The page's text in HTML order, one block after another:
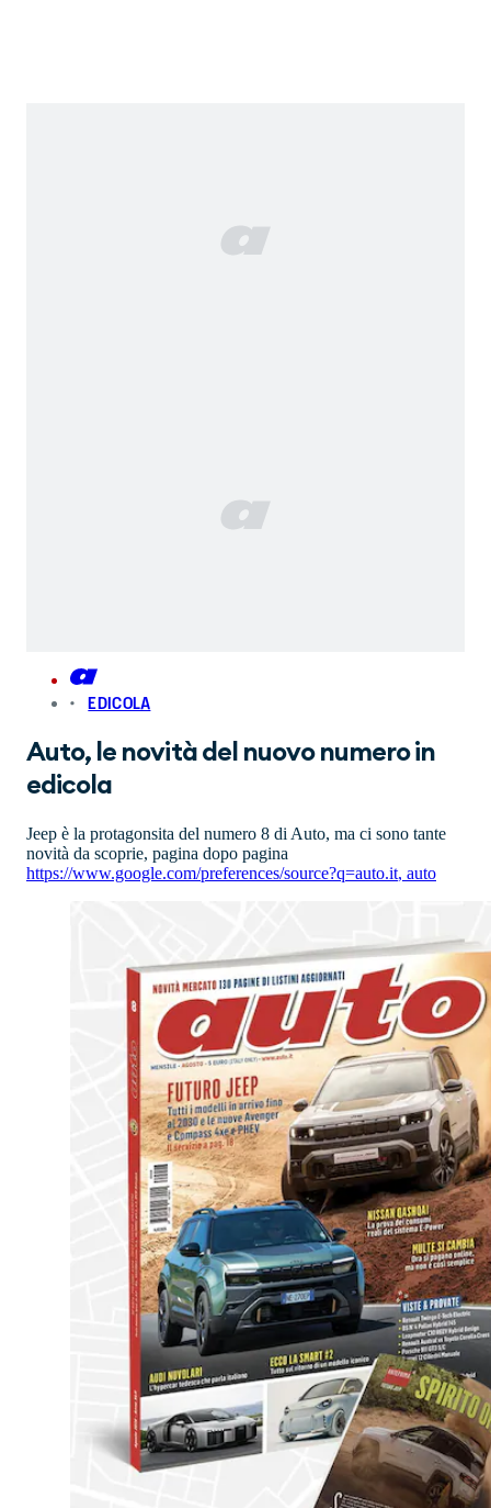
EDICOLA
Auto, le novità del nuovo numero in
edicola
Jeep è la protagonsita del numero 8 di Auto, ma ci sono tante
novità da scoprie, pagina dopo pagina
https://www.google.com/preferences/source?q=auto.it, auto